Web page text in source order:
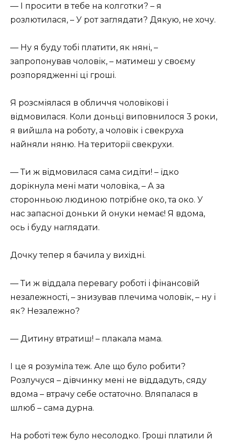
— І просити в тебе на колготки? – я
розлютилася, – У рот заглядати? Дякую, не хочу.
— Ну я буду тобі платити, як няні, –
запропонував чоловік, – матимеш у своєму
розпорядженні ці гроші.
Я розсміялася в обличчя чоловікові і
відмовилася. Коли доньці виповнилося 3 роки,
я вийшла на роботу, а чоловік і свекруха
найняли няню. На території свекрухи.
— Ти ж відмовилася сама сидіти! – їдко
дорікнула мені мати чоловіка, – А за
сторонньою людиною потрібне око, та око. У
нас запасної доньки й онуки немає! Я вдома,
ось і буду наглядати.
Дочку тепер я бачила у вихідні.
— Ти ж віддала перевагу роботі і фінансовій
незалежності, – знизував плечима чоловік, – ну і
як? Незалежно?
— Дитину втратиш! – плакала мама.
І це я розуміла теж. Але що було робити?
Розлучуся – дівчинку мені не віддадуть, сяду
вдома – втрачу себе остаточно. Вляпалася в
шлюб – сама дурна.
На роботі теж було несолодко. Гроші платили й